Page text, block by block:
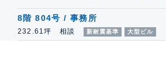
8階 804号 / 事務所
232.61坪 相談 新耐震基準 大型ビル